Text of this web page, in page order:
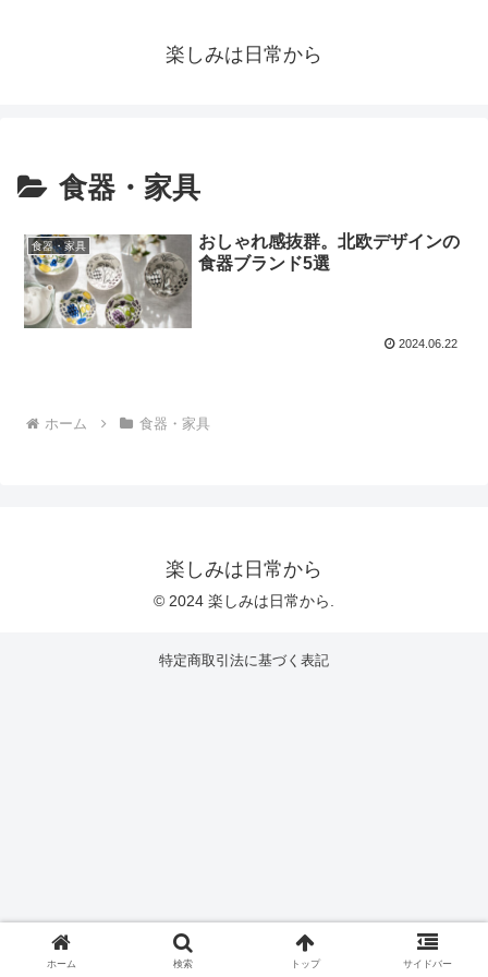
楽しみは日常から
食器・家具
食器・家具
おしゃれ感抜群。北欧デザインの
食器ブランド5選
2024.06.22
ホーム 食器・家具
楽しみは日常から
© 2024 楽しみは日常から.
ホーム 検索 トップ サイドバー
特定商取引法に基づく表記